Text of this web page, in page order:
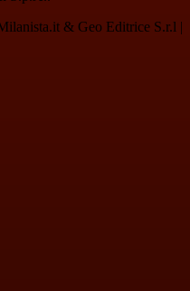
& Geo Editrice S.r.l |